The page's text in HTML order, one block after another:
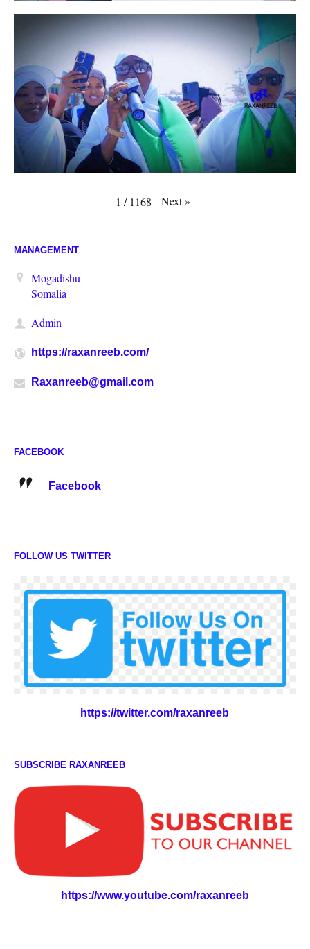
1 / 1168 Next»
MANAGEMENT
Mogadishu
Somalia
Admin
https://raxanreeb.com/
Raxanreeb@gmail.com
FACEBOOK
Facebook
FOLLOW US TWITTER
https://twitter.com/raxanreeb
SUBSCRIBE RAXANREEB
https://www.youtube.com/raxanreeb